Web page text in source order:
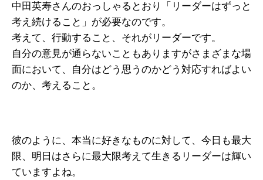
中田英寿さんのおっしゃるとおり「リーダーはずっと
考え続けること」が必要なのです。
考えて、行動すること、それがリーダーです。
自分の意見が通らないこともありますがさまざまな場
面において、自分はどう思うのかどう対応すればよい
のか、考えること。
彼のように、本当に好きなものに対して、今日も最大
限、明日はさらに最大限考えて生きるリーダーは輝い
ていますよね。